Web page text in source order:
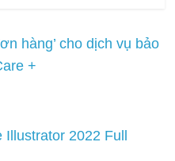
hàng’ cho dịch vụ bảo
+
2022 Full